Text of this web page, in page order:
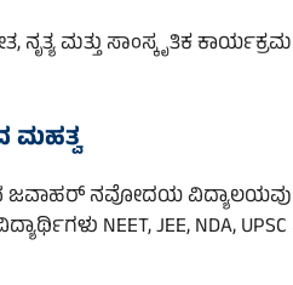
ಮತ್ತು ಸಾಂಸ್ಕೃತಿಕ
ಮಹತ್ವ
ಜವಾಹರ್ ನವೋದಯ ವಿದ್ಯಾಲಯವು
NEET, JEE, NDA,